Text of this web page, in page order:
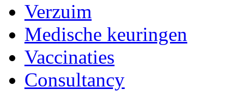
Verzuim
Medische keuringen
Vaccinaties
Consultancy